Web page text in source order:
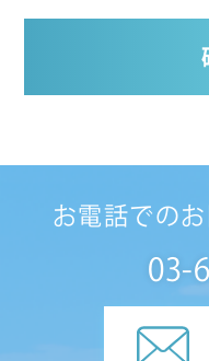
お電話での
03-